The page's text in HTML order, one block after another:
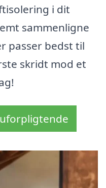
i dit
sammenligne
passer bedst til
skridt mod et